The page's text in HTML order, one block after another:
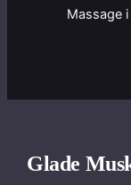
Massage
Glade